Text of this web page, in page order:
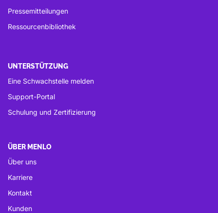
Pressemitteilungen
Ressourcenbibliothek
UNTERSTÜTZUNG
Eine Schwachstelle melden
Support-Portal
Schulung und Zertifizierung
ÜBER MENLO
Über uns
Karriere
Kontakt
Kunden